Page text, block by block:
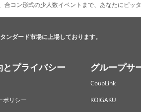
コン形式の少人数イベントまで、あなたにピッ
ンダード市場に上場しております。
とプライバシー
ポリシー
グループサ
CoupLink
KOIGAKU